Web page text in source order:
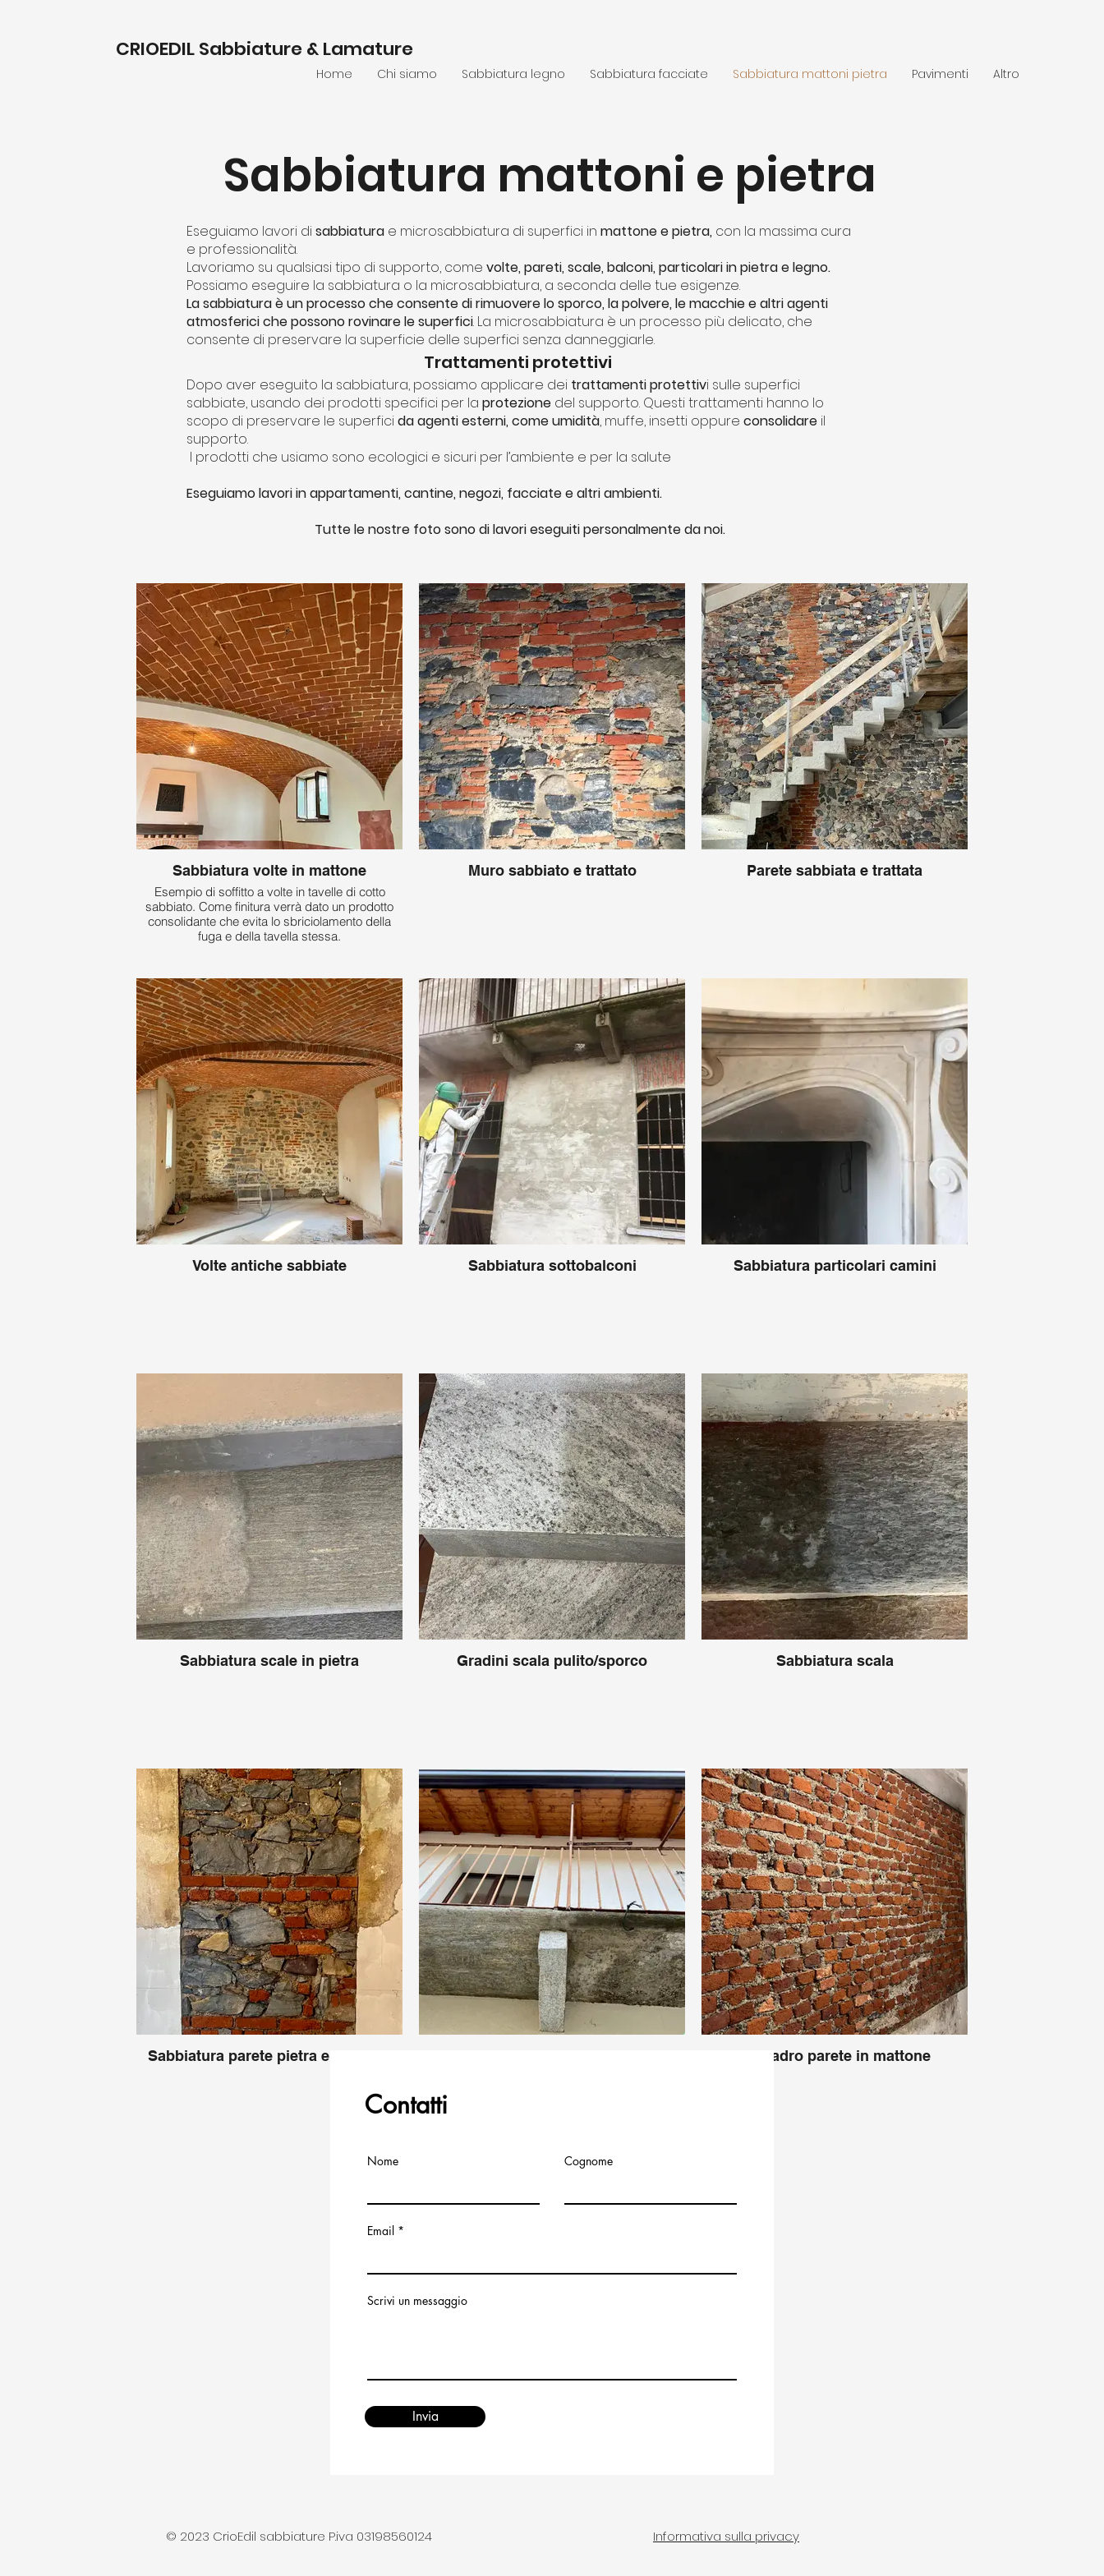
CRIOEDIL Sabbiature & Lamature
Home Chi siamo Sabbiatura legno Sabbiatura facciate Sabbiatura mattoni pietra Pavimenti Altro
Sabbiatura mattoni e pietra
Eseguiamo lavori di sabbiatura e microsabbiatura di superfici in mattone e pietra, con la massima cura
e professionalità.
Lavoriamo su qualsiasi tipo di supporto, come volte, pareti, scale, balconi, particolari in pietra e legno.
Possiamo eseguire la sabbiatura o la microsabbiatura, a seconda delle tue esigenze.
La sabbiatura è un processo che consente di rimuovere lo sporco, la polvere, le macchie e altri agenti
atmosferici che possono rovinare le superfici. La microsabbiatura è un processo più delicato, che
consente di preservare la superficie delle superfici senza danneggiarle.
Trattamenti protettivi
Dopo aver eseguito la sabbiatura, possiamo applicare dei trattamenti protettivi sulle superfici
sabbiate, usando dei prodotti specifici per la protezione del supporto. Questi trattamenti hanno lo
scopo di preservare le superfici da agenti esterni, come umidità, muffe, insetti oppure consolidare il
supporto.
I prodotti che usiamo sono ecologici e sicuri per l’ambiente e per la salute
Eseguiamo lavori in appartamenti, cantine, negozi, facciate e altri ambienti.
Tutte le nostre foto sono di lavori eseguiti personalmente da noi.
Sabbiatura volte in mattone
Esempio di soffitto a volte in tavelle di cotto
sabbiato. Come finitura verrà dato un prodotto
consolidante che evita lo sbriciolamento della
fuga e della tavella stessa.
Muro sabbiato e trattato Parete sabbiata e trattata
Volte antiche sabbiate Sabbiatura sottobalconi Sabbiatura particolari camini
Sabbiatura scale in pietra Gradini scala pulito/sporco Sabbiatura scala
Sabbiatura parete pietra e mattone Riquadro parete in mattone
Contatti
Nome Cognome
Email
Scrivi un messaggio
Invia
© 2023 CrioEdil sabbiature P.iva 03198560124 Informativa sulla privacy